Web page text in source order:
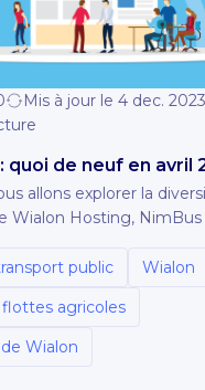
Mis à jour le 4 dec. 2023
quoi de neuf en avril
allons explorer la
Wialon Hosting,
public
Wialon
agricoles
Wialon